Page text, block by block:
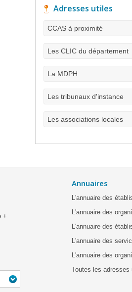
Adresses utiles
CCAS à proximité
Les CLIC du département
La MDPH
Les tribunaux d'instance
Les associations locales
+
Annuaires
L'annuaire des
L'annuaire des
L'annuaire des
L'annuaire des
L'annuaire des
Toutes les adresses